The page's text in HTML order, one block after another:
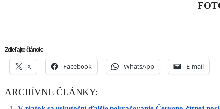
Zdieľajte článok:
X Facebook WhatsApp E-mail
ARCHÍVNE ČLÁNKY: